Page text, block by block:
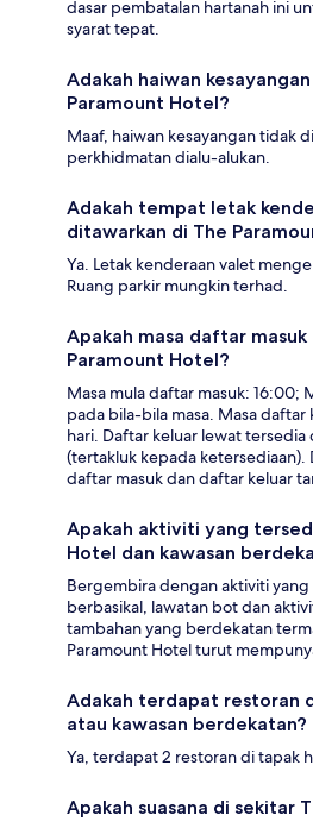
dasar pembatalan hartanah ini
syarat tepat.
Adakah haiwan
Paramount Hotel?
Maaf, haiwan kesayangan tidak
perkhidmatan dialu-alukan.
Adakah tempat letak
ditawarkan di The
Ya. Letak kenderaan valet
Ruang parkir mungkin terhad.
Apakah masa daftar
Paramount Hotel?
Masa mula daftar masuk: 16:00;
pada bila-bila masa. Masa
hari. Daftar keluar lewat
(tertakluk kepada ketersediaan).
daftar masuk dan daftar keluar
Apakah aktiviti yang
Hotel dan kawasan
Bergembira dengan aktiviti
berbasikal, lawatan bot dan
tambahan yang berdekatan
Paramount Hotel turut
Adakah terdapat restoran
atau kawasan berdekatan?
Ya, terdapat 2 restoran di tapak
Apakah suasana di sekitar